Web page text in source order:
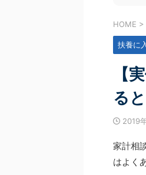
HOME >
扶養に
【
る
2019
家計相
はよく
た受講生様。 数あるFP相談の中で、なぜ
手を動かす」このプログラムを選んだの
して、半年間の伴走を経て、どのようにお金